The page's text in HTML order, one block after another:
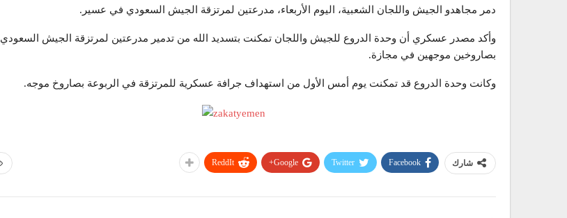
دمر مجاهدو الجيش واللجان الشعبية، اليوم الأربعاء، مدرعتين لمرتزقة الجيش السعودي في عسير.
وأكد مصدر عسكري أن وحدة الدروع للجيش واللجان تمكنت بتسديد الله من تدمير مدرعتين لمرتزقة الجيش السعودي
بصاروخين موجهين في مجازة.
وكانت وحدة الدروع قد تمكنت يوم أمس الأول من استهداف جرافة عسكرية للمرتزقة في الربوعة بصاروخ موجه.
شارك Facebook
Twitter
Google+
ReddIt